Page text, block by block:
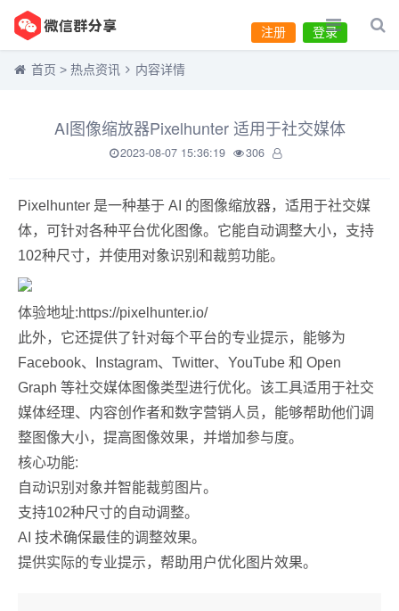
登录
注册
首页 > 热点资讯 内容详情
AI图像缩放器Pixelhunter 适用于社交媒体
2023-08-07 15:36:19 306
Pixelhunter 是一种基于 AI 的图像缩放器，适用于社交媒
体，可针对各种平台优化图像。它能自动调整大小，支持
102种尺寸，并使用对象识别和裁剪功能。
体验地址:https://pixelhunter.io/
此外，它还提供了针对每个平台的专业提示，能够为
Facebook、Instagram、Twitter、YouTube 和 Open
Graph 等社交媒体图像类型进行优化。该工具适用于社交
媒体经理、内容创作者和数字营销人员，能够帮助他们调
整图像大小，提高图像效果，并增加参与度。
核心功能:
自动识别对象并智能裁剪图片。
支持102种尺寸的自动调整。
AI 技术确保最佳的调整效果。
提供实际的专业提示，帮助用户优化图片效果。